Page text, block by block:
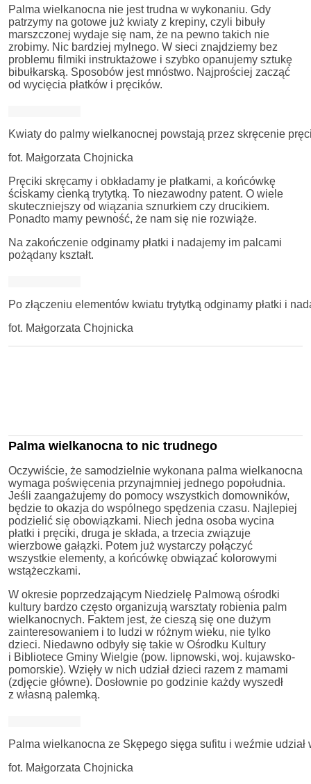
Palma wielkanocna nie jest trudna w wykonaniu. Gdy
patrzymy na gotowe już kwiaty z krepiny, czyli bibuły
marszczonej wydaje się nam, że na pewno takich nie
zrobimy. Nic bardziej mylnego. W sieci znajdziemy bez
problemu filmiki instruktażowe i szybko opanujemy sztukę
bibułkarską. Sposobów jest mnóstwo. Najprościej zacząć
od wycięcia płatków i pręcików.
Kwiaty do palmy wielkanocnej powstają przez skręcenie
fot. Małgorzata Chojnicka
Pręciki skręcamy i obkładamy je płatkami, a końcówkę
ściskamy cienką trytytką. To niezawodny patent. O wiele
skuteczniejszy od wiązania sznurkiem czy drucikiem.
Ponadto mamy pewność, że nam się nie rozwiąże.
Na zakończenie odginamy płatki i nadajemy im palcami
pożądany kształt.
Po złączeniu elementów kwiatu trytytką odginamy płatki i
fot. Małgorzata Chojnicka
Palma wielkanocna to nic trudnego
Oczywiście, że samodzielnie wykonana palma wielkanocna
wymaga poświęcenia przynajmniej jednego popołudnia.
Jeśli zaangażujemy do pomocy wszystkich domowników,
będzie to okazja do wspólnego spędzenia czasu. Najlepiej
podzielić się obowiązkami. Niech jedna osoba wycina
płatki i pręciki, druga je składa, a trzecia związuje
wierzbowe gałązki. Potem już wystarczy połączyć
wszystkie elementy, a końcówkę obwiązać kolorowymi
wstążeczkami.
W okresie poprzedzającym Niedzielę Palmową ośrodki
kultury bardzo często organizują warsztaty robienia palm
wielkanocnych. Faktem jest, że cieszą się one dużym
zainteresowaniem i to ludzi w różnym wieku, nie tylko
dzieci. Niedawno odbyły się takie w Ośrodku Kultury
i Bibliotece Gminy Wielgie (pow. lipnowski, woj. kujawsko-
pomorskie). Wzięły w nich udział dzieci razem z mamami
(zdjęcie główne). Dosłownie po godzinie każdy wyszedł
z własną palemką.
Palma wielkanocna ze Skępego sięga sufitu i weźmie
fot. Małgorzata Chojnicka